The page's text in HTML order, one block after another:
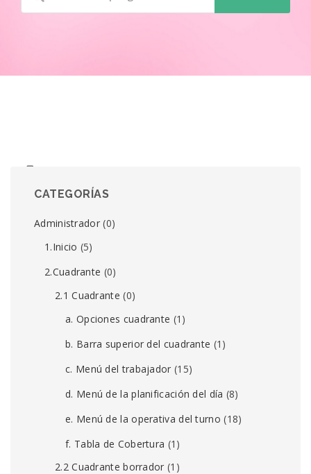
6. Ejemplos
5. Estadísticas
4. Plantilla de nómina
3. Conceptos de nómina
2. Conceptos de cálculo
CATEGORÍAS
Administrador(0)
1.Inicio (5)
2.Cuadrante (0)
2.1 Cuadrante (0)
a. Opciones cuadrante (1)
b. Barra superior del cuadrante (1)
c. Menú del trabajador (15)
d. Menú de la planificación del día (8)
e. Menú de la operativa del turno (18)
f. Tabla de Cobertura (1)
2.2 Cuadrante borrador (1)